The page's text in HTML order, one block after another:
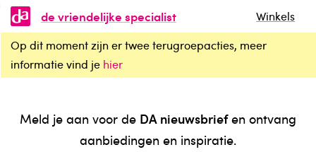
de vriendelijke specialist
Winkels
Op dit moment zijn er twee terugroepacties, meer
informatie vind je hier
Meld je aan voor de DA nieuwsbriefen ontvang
aanbiedingen en inspiratie.